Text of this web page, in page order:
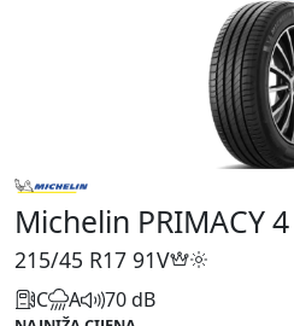
Michelin PRIMACY 4
215/45 R17 91V
C A 70 dB